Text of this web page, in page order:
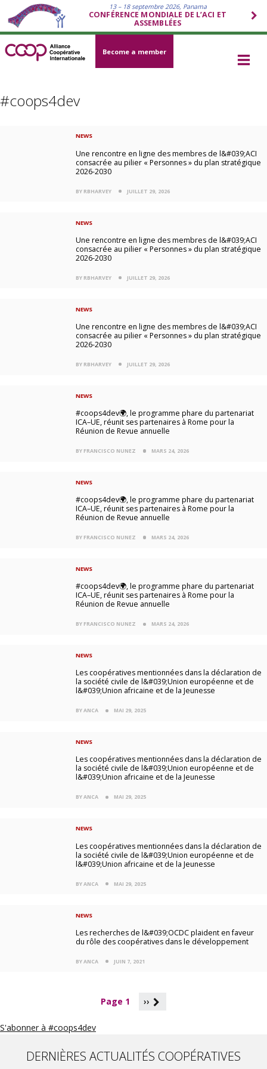
13 – 18 septembre 2026, Panama
CONFÉRENCE MONDIALE DE L’ACI ET
ASSEMBLÉES
Become a member
#coops4dev
NEWS
Une rencontre en ligne des membres de l&#039;ACI
consacrée au pilier « Personnes » du plan stratégique
2026-2030
BY RBHARVEY JUILLET 29, 2026
NEWS
Une rencontre en ligne des membres de l&#039;ACI
consacrée au pilier « Personnes » du plan stratégique
2026-2030
BY RBHARVEY JUILLET 29, 2026
NEWS
Une rencontre en ligne des membres de l&#039;ACI
consacrée au pilier « Personnes » du plan stratégique
2026-2030
BY RBHARVEY JUILLET 29, 2026
NEWS
#coops4dev🌍, le programme phare du partenariat
ICA–UE, réunit ses partenaires à Rome pour la
Réunion de Revue annuelle
BY FRANCISCO NUNEZ MARS 24, 2026
NEWS
#coops4dev🌍, le programme phare du partenariat
ICA–UE, réunit ses partenaires à Rome pour la
Réunion de Revue annuelle
BY FRANCISCO NUNEZ MARS 24, 2026
NEWS
#coops4dev🌍, le programme phare du partenariat
ICA–UE, réunit ses partenaires à Rome pour la
Réunion de Revue annuelle
BY FRANCISCO NUNEZ MARS 24, 2026
NEWS
Les coopératives mentionnées dans la déclaration de
la société civile de l&#039;Union européenne et de
l&#039;Union africaine et de la Jeunesse
BY ANCA MAI 29, 2025
NEWS
Les coopératives mentionnées dans la déclaration de
la société civile de l&#039;Union européenne et de
l&#039;Union africaine et de la Jeunesse
BY ANCA MAI 29, 2025
NEWS
Les coopératives mentionnées dans la déclaration de
la société civile de l&#039;Union européenne et de
l&#039;Union africaine et de la Jeunesse
BY ANCA MAI 29, 2025
NEWS
Les recherches de l&#039;OCDC plaident en faveur
du rôle des coopératives dans le développement
BY ANCA JUIN 7, 2021
i
Page 1 ››
S'abonner à #coops4dev
DERNIÈRES ACTUALITÉS COOPÉRATIVES